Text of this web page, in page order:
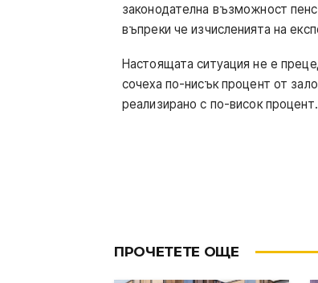
законодателна възможност
въпреки че изчисленията на
Настоящата ситуация не е
сочеха по-нисък процент от
реализирано с по-висок процент.
ПРОЧЕТЕТЕ ОЩЕ